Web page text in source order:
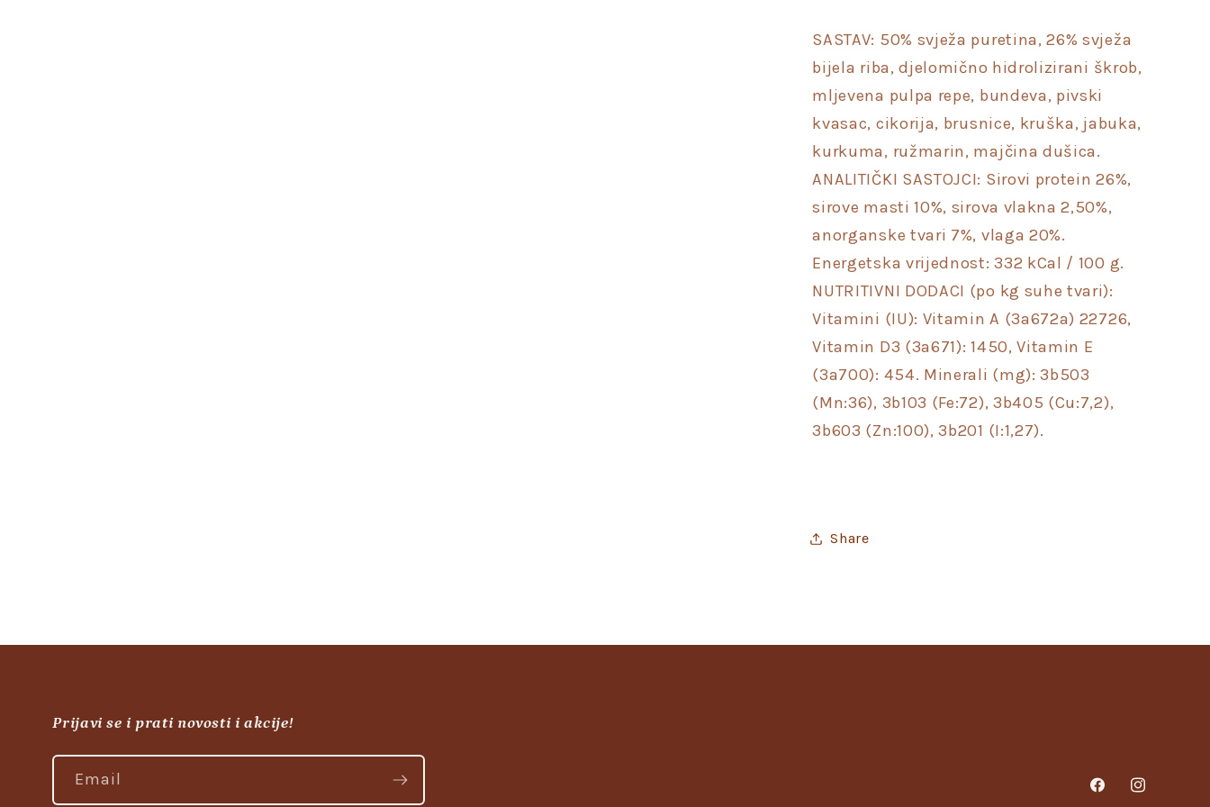
SASTAV: 50% svježa puretina, 26% svježa
bijela riba, djelomično hidrolizirani škrob,
mljevena pulpa repe, bundeva, pivski
kvasac, cikorija, brusnice, kruška, jabuka,
kurkuma, ružmarin, majčina dušica.
ANALITIČKI SASTOJCI: Sirovi protein 26%,
sirove masti 10%, sirova vlakna 2,50%,
anorganske tvari 7%, vlaga 20%.
Energetska vrijednost: 332 kCal / 100 g.
NUTRITIVNI DODACI (po kg suhe tvari):
Vitamini (IU): Vitamin A (3a672a) 22726,
Vitamin D3 (3a671): 1450, Vitamin E
(3a700): 454. Minerali (mg): 3b503
(Mn:36), 3b103 (Fe:72), 3b405 (Cu:7,2),
3b603 (Zn:100), 3b201 (I:1,27).
Share
Prijavi se i prati novosti i akcije!
Email
FacebookInstagram
⚡ Instant answers about orders,